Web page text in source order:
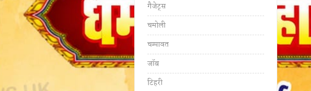
गैजेट्स
चमोली
चम्पावत
जॉब
टिहरी